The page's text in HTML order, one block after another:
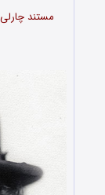
مستند چارلی